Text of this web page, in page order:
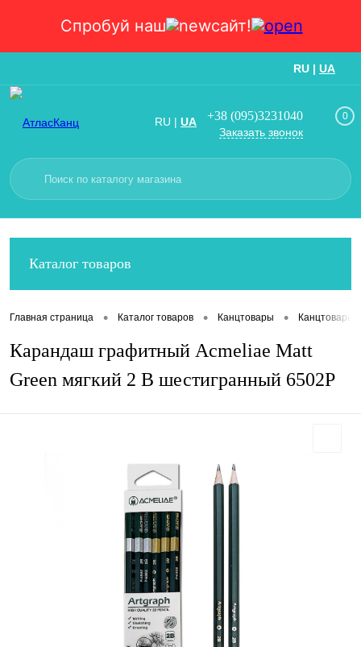
Спробуй наш сайт!
RU | UA
RU | UA +38 (095)3231040
Заказать звонок
0
Каталог товаров
Главная страница • Каталог товаров • Канцтовары • Канцтовары
Карандаш графитный Acmeliae Matt
Green мягкий 2 B шестигранный 6502P